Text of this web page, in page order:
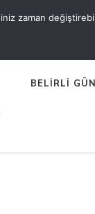
BELİRLİ
zaman